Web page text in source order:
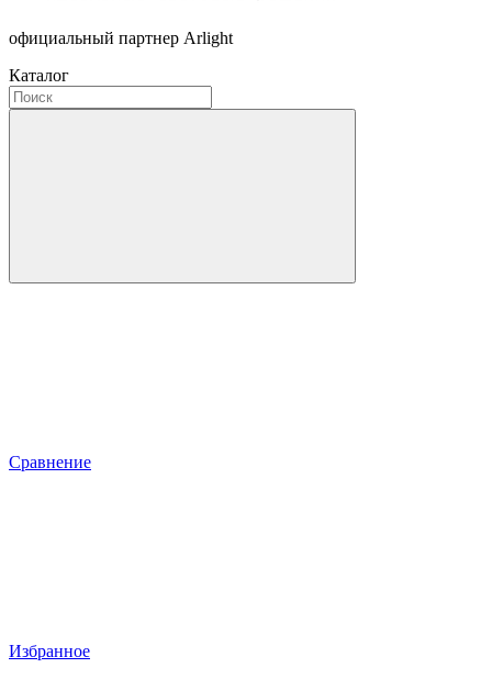
официальный партнер Arlight
Каталог
Сравнение
Избранное